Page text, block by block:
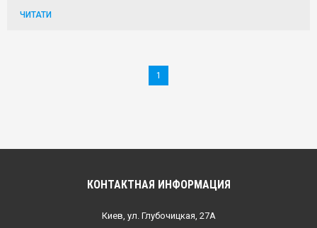
ЧИТАТИ
1
КОНТАКТНАЯ ИНФОРМАЦИЯ
Киев, ул. Глубочицкая, 27А